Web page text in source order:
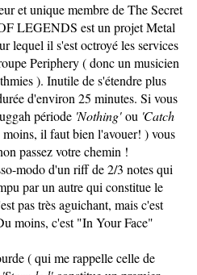
et unique membre de The Secret
LEGENDS est un projet Metal
lequel il s'est octroyé les services
Periphery ( donc un musicien
). Inutile de s'étendre plus
d'environ 25 minutes. Si vous
période 'Nothing'ou 'Catch
il faut bien l'avouer! ) vous
passez votre chemin !
modo d'un riff de 2/3 notes qui
par un autre qui constitue le
pas très aguichant, mais c'est
moins, c'est "In Your Face"
( qui me rappelle celle de